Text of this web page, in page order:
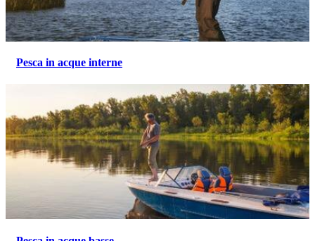
Pesca in acque interne